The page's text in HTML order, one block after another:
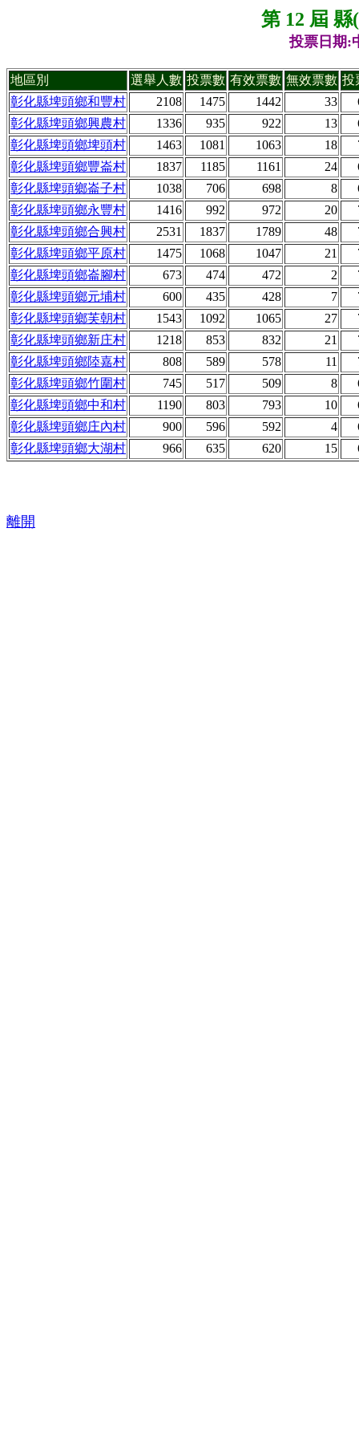
第 12 屆
投票日期:
地區別 選舉人數 投票數 有效票數 無效票數 投
彰化縣埤頭鄉和豐村
2108 1475 1442 33
彰化縣埤頭鄉興農村
1336 935 922 13
彰化縣埤頭鄉埤頭村
1463 1081 1063 18
彰化縣埤頭鄉豐崙村
1837 1185 1161 24
彰化縣埤頭鄉崙子村
1038 706 698 8
彰化縣埤頭鄉永豐村
1416 992 972 20
彰化縣埤頭鄉合興村
2531 1837 1789 48
彰化縣埤頭鄉平原村
1475 1068 1047 21
彰化縣埤頭鄉崙腳村
673 474 472 2
彰化縣埤頭鄉元埔村
600 435 428 7
彰化縣埤頭鄉芙朝村
1543 1092 1065 27
彰化縣埤頭鄉新庄村
1218 853 832 21
彰化縣埤頭鄉陸嘉村
808 589 578 11
彰化縣埤頭鄉竹圍村
745 517 509 8
彰化縣埤頭鄉中和村
1190 803 793 10
彰化縣埤頭鄉庄內村
900 596 592 4
彰化縣埤頭鄉大湖村
966 635 620 15
離開